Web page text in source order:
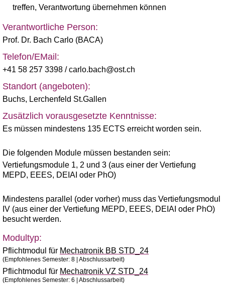
treffen, Verantwortung übernehmen können
Verantwortliche Person:
Prof. Dr. Bach Carlo (BACA)
Telefon/EMail:
+41 58 257 3398 / carlo.bach@ost.ch
Standort (angeboten):
Buchs, Lerchenfeld St.Gallen
Zusätzlich vorausgesetzte Kenntnisse:
Es müssen mindestens 135 ECTS erreicht worden sein.
Die folgenden Module müssen bestanden sein:
Vertiefungsmodule 1, 2 und 3 (aus einer der Vertiefung
MEPD, EEES, DEIAI oder PhO)
Mindestens parallel (oder vorher) muss das Vertiefungsmodul
IV (aus einer der Vertiefung MEPD, EEES, DEIAI oder PhO)
besucht werden.
Modultyp:
Pflichtmodul für Mechatronik BB STD_24
(Empfohlenes Semester: 8 | Abschlussarbeit)
Pflichtmodul für Mechatronik VZ STD_24
(Empfohlenes Semester: 6 | Abschlussarbeit)